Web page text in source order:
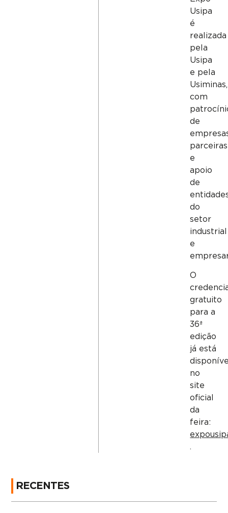
Usipa
é
realizada
pela
Usipa
e pela
Usiminas,
com
de
parceiras
e
apoio
de
do
setor
industrial
e
O
gratuito
para a
36ª
edição
já está
no
site
oficial
da
feira:
.
RECENTES